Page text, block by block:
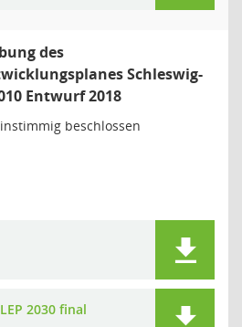
des
Schleswig-
Entwurf 2018
beschlossen
2030 final